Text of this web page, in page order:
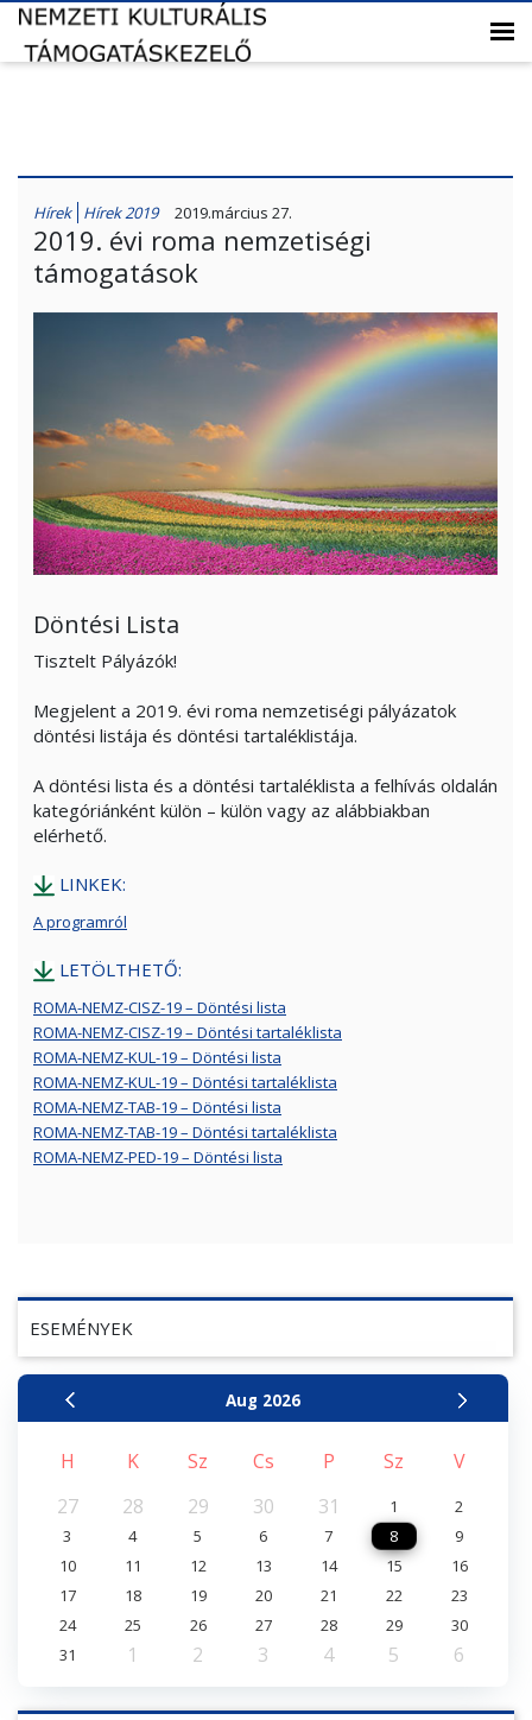
ESEMÉNYEK
Aug 2026
H K Sz Cs P Sz
V
27
28 29 30 31 1
2
3
4 5 6 7 8
9
10
11 12 13 14 15
16
17
18 19 20 21 22
23
24
25 26 27 28 29
30
31
1 2 3 4 5 6
Hírek Hírek 2019 2019.március 27.
2019. évi roma nemzetiségi
támogatások
Döntési Lista
Tisztelt Pályázók!
Megjelent a 2019. évi roma nemzetiségi pályázatok
döntési listája és döntési tartaléklistája.
A döntési lista és a döntési tartaléklista a felhívás oldalán
kategóriánként külön – külön vagy az alábbiakban
elérhető.
LINKEK:
A programról
LETÖLTHETŐ:
ROMA-NEMZ-CISZ-19 – Döntési lista
ROMA-NEMZ-CISZ-19 – Döntési tartaléklista
ROMA-NEMZ-KUL-19 – Döntési lista
ROMA-NEMZ-KUL-19 – Döntési tartaléklista
ROMA-NEMZ-TAB-19 – Döntési lista
ROMA-NEMZ-TAB-19 – Döntési tartaléklista
ROMA-NEMZ-PED-19 – Döntési lista